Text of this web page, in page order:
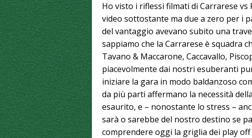
Ho visto i riflessi filmati di Carrarese
video sottostante ma due a zero per i
del vantaggio avevano subito una
sappiamo che la Carrarese è squadra
Tavano & Maccarone, Caccavallo,
piacevolmente dai nostri esuberanti
iniziare la gara in modo baldanzoso
da più parti affermano la necessità
esaurito, e – nonostante lo stress –
sarà o sarebbe del nostro destino se
comprendere oggi la griglia dei play